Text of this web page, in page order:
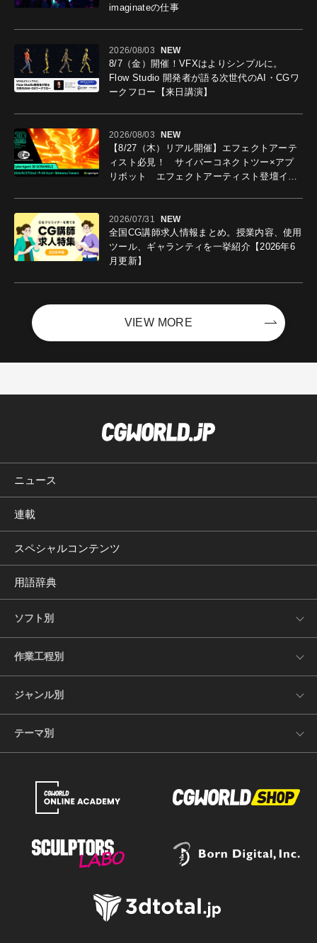
imaginateの仕事
2026/08/03 NEW
8/7（金）開催！VFXはよりシンプルに。
Flow Studio 開発者が語る次世代のAI・CGワ
ークフロー【来日講演】
2026/08/03 NEW
【8/27（木）リアル開催】エフェクトアーテ
ィスト必見！ サイバーコネクトツー×アプ
リボット エフェクトアーティスト登壇イベ
2026/07/31 NEW
全国CG講師求人情報まとめ。授業内容、使用
ツール、ギャランティを一挙紹介【2026年6
月更新】
VIEW MORE
ニュース
連載
スペシャルコンテンツ
用語辞典
ソフト別
作業工程別
ジャンル別
テーマ別